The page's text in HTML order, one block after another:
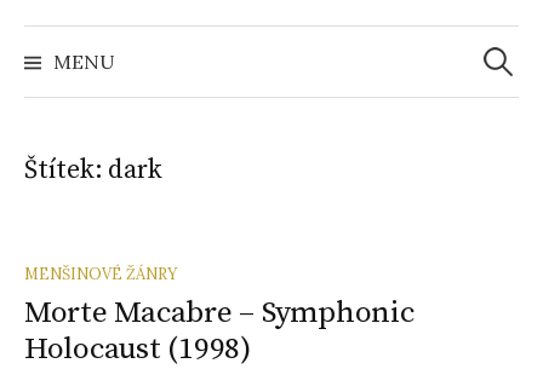
MENU
Štítek: dark
MENŠINOVÉ ŽÁNRY
Morte Macabre – Symphonic
Holocaust (1998)